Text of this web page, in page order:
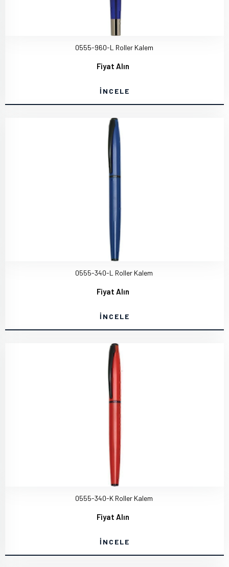
0555-960-L Roller Kalem
Fiyat Alın
İNCELE
0555-340-L Roller Kalem
Fiyat Alın
İNCELE
0555-340-K Roller Kalem
Fiyat Alın
İNCELE